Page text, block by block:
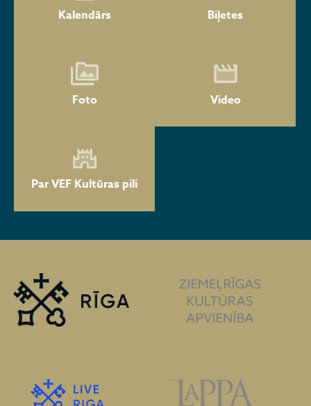
Kalendārs Biļetes
Foto Video
Par VEF Kultūras pili